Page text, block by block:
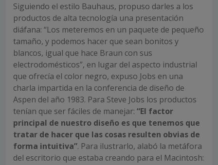
Siguiendo el estilo Bauhaus, propuso darles a los
productos de alta tecnología una presentación
diáfana: “Los meteremos en un paquete de pequeño
tamaño, y podemos hacer que sean bonitos y
blancos, igual que hace Braun con sus
electrodomésticos”, en lugar del aspecto industrial
que ofrecía el color negro, expuso Jobs en una
charla impartida en la conferencia de diseño de
Aspen del año 1983. Para Steve Jobs los productos
tenían que ser fáciles de manejar: “El factor
principal de nuestro diseño es que tenemos que
tratar de hacer que las cosas resulten obvias de
forma intuitiva”. Para ilustrarlo, alabó la metáfora
del escritorio que estaba creando para el Macintosh: